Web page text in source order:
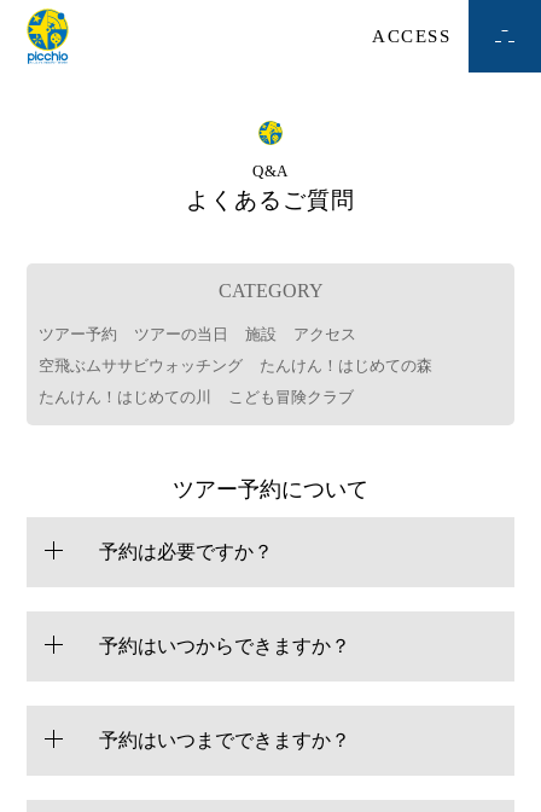
ACCESS
Q&A
よくあるご質問
CATEGORY
ツアー予約 ツアーの当日 施設
アクセス
空飛ぶムササビウォッチング
たんけん！はじめての森
たんけん！はじめての川
こども冒険クラブ
ツアー予約について
予約は必要ですか？
予約はいつからできますか？
予約はいつまでできますか？